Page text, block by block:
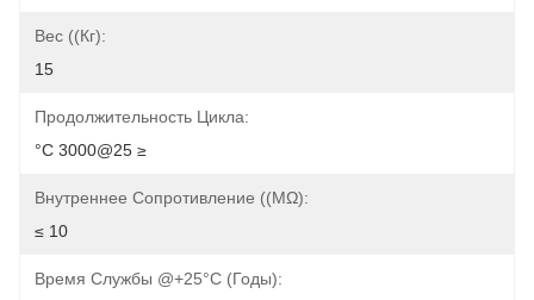
Вес ((Кг):
15
Продолжительность Цикла:
°C 3000@25 ≥
Внутреннее Сопротивление ((mΩ):
≤ 10
Время Службы @+25°C (годы):